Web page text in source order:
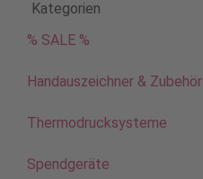
Kategorien
% SALE %
Handauszeichner & Zubehör
Thermodrucksysteme
Spendgeräte